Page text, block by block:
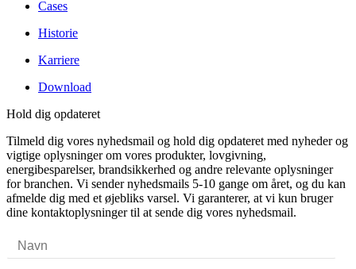
Cases
Historie
Karriere
Download
Hold dig opdateret
Tilmeld dig vores nyhedsmail og hold dig opdateret med nyheder og
vigtige oplysninger om vores produkter, lovgivning,
energibesparelser, brandsikkerhed og andre relevante oplysninger
for branchen. Vi sender nyhedsmails 5-10 gange om året, og du kan
afmelde dig med et øjebliks varsel. Vi garanterer, at vi kun bruger
dine kontaktoplysninger til at sende dig vores nyhedsmail.